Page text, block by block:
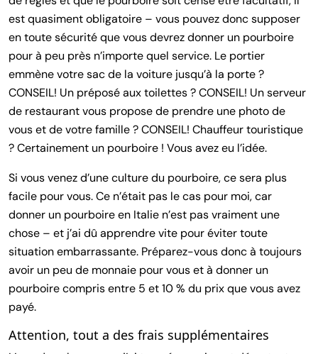
est quasiment obligatoire – vous pouvez donc supposer
en toute sécurité que vous devrez donner un pourboire
pour à peu près n’importe quel service. Le portier
emmène votre sac de la voiture jusqu’à la porte ?
CONSEIL! Un préposé aux toilettes ? CONSEIL! Un serveur
de restaurant vous propose de prendre une photo de
vous et de votre famille ? CONSEIL! Chauffeur touristique
? Certainement un pourboire ! Vous avez eu l’idée.
Si vous venez d’une culture du pourboire, ce sera plus
facile pour vous. Ce n’était pas le cas pour moi, car
donner un pourboire en Italie n’est pas vraiment une
chose – et j’ai dû apprendre vite pour éviter toute
situation embarrassante. Préparez-vous donc à toujours
avoir un peu de monnaie pour vous et à donner un
pourboire compris entre 5 et 10 % du prix que vous avez
payé.
Attention, tout a des frais supplémentaires